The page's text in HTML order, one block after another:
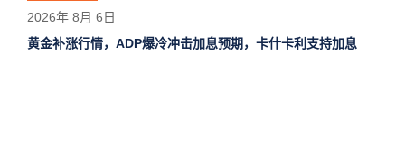
2026年 8月 6日
黄金补涨行情，ADP爆冷冲击加息预期，卡什卡利支持加息